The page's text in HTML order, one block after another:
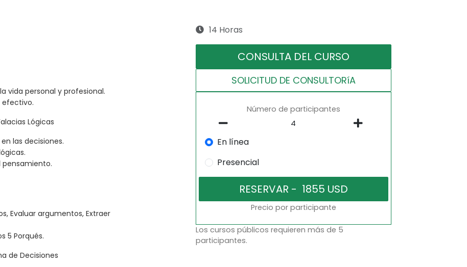
vida personal y profesional.
efectivo.
Lógicas
las decisiones.
pensamiento.
Evaluar argumentos, Extraer
5 Porqués.
de Decisiones
14 Horas
CONSULTA DEL CURSO
SOLICITUD DE CONSULTORíA
Número de participantes
En línea
Presencial
Precio por participante
Los cursos públicos requieren más de 5
participantes.